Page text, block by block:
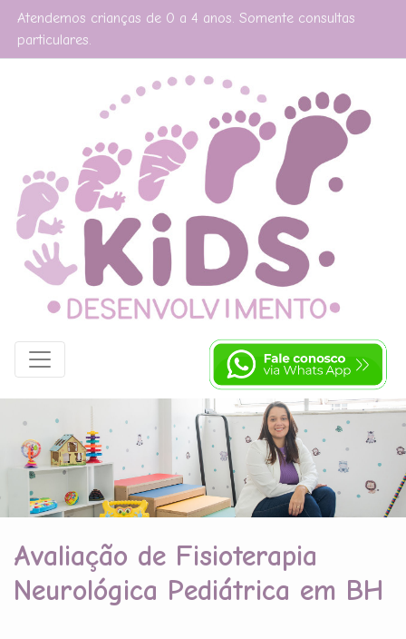
Atendemos crianças de 0 a 4 anos. Somente consultas
particulares.
Avaliação de Fisioterapia
Neurológica Pediátrica em BH